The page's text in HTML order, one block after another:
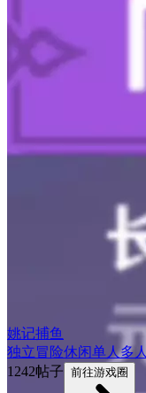
姚记捕鱼
独立冒险休闲单人多人
1242帖子 前往游戏圈